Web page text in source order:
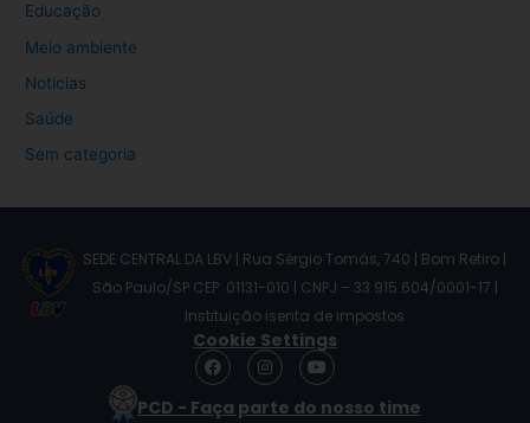
Educação
Meio ambiente
Noticias
Saúde
Sem categoria
SEDE CENTRAL DA LBV | Rua Sérgio Tomás, 740 | Bom Retiro |
São Paulo/SP CEP: 01131-010 | CNPJ – 33.915.604/0001-17 |
Instituição isenta de impostos
Cookie Settings
F
a
e
I
n
s
t
Y
o
t
PCD - Faça parte do nosso time